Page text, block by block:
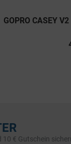
GOPRO CASEY V2
€ Gutschein